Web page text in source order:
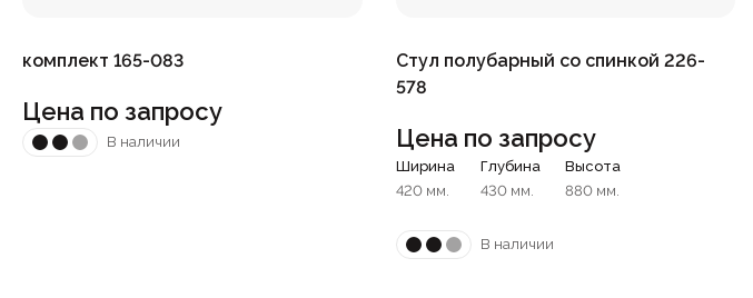
комплект 165-083
Цена по запросу
В наличии
Стул полубарный со спинкой 226-
578
Цена по запросу
Ширина
420 мм.
Глубина
430 мм.
Высота
880 мм.
В наличии